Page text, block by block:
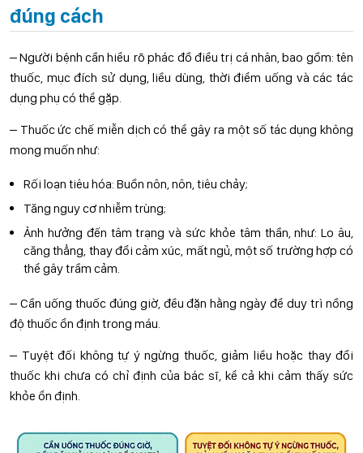
đúng cách
– Người bệnh cần hiểu rõ phác đồ điều trị cá nhân, bao gồm: tên
thuốc, mục đích sử dụng, liều dùng, thời điểm uống và các tác
dụng phụ có thể gặp.
– Thuốc ức chế miễn dịch có thể gây ra một số tác dụng không
mong muốn như:
Rối loạn tiêu hóa: Buồn nôn, nôn, tiêu chảy;
Tăng nguy cơ nhiễm trùng;
Ảnh hưởng đến tâm trạng và sức khỏe tâm thần, như: Lo âu,
căng thẳng, thay đổi cảm xúc, mất ngủ, một số trường hợp có
thể gây trầm cảm.
– Cần uống thuốc đúng giờ, đều đặn hằng ngày để duy trì nồng
độ thuốc ổn định trong máu.
– Tuyệt đối không tự ý ngừng thuốc, giảm liều hoặc thay đổi
thuốc khi chưa có chỉ định của bác sĩ, kể cả khi cảm thấy sức
khỏe ổn định.